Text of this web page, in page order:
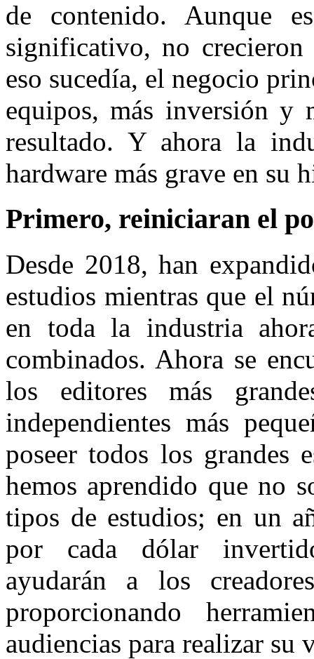
de contenido. Aunque
significativo, no
eso sucedía, el negocio
equipos, más inversión y
resultado. Y ahora la
hardware más grave en su
Primero, reiniciaran el
Desde 2018, han
estudios mientras que el
en toda la industria
combinados. Ahora se
los editores más
independientes más
poseer todos los grandes
hemos aprendido que no
tipos de estudios; en un
por cada dólar
ayudarán a los
proporcionando
audiencias para realizar su